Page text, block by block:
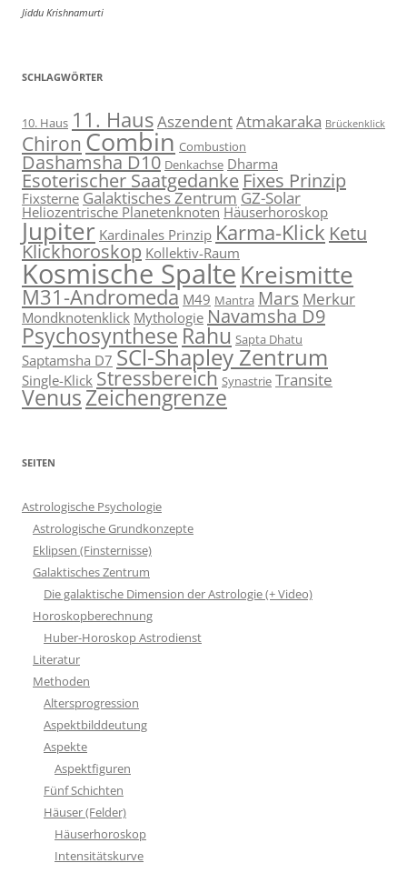
Jiddu Krishnamurti
SCHLAGWÖRTER
10. Haus 11. HausAszendentAtmakaraka Brückenklick
ChironCombin Combustion
Dashamsha D10 Denkachse Dharma
Esoterischer Saatgedanke Fixes Prinzip
FixsterneGalaktisches Zentrum GZ-Solar
Heliozentrische PlanetenknotenHäuserhoroskop
Jupiter Kardinales Prinzip Karma-Klick Ketu
Klickhoroskop Kollektiv-Raum
Kosmische SpalteKreismitte
M31-Andromeda M49 Mantra Mars Merkur
Mondknotenklick Mythologie Navamsha D9
Psychosynthese Rahu Sapta Dhatu
Saptamsha D7 SCl-Shapley Zentrum
Single-Klick Stressbereich Synastrie Transite
VenusZeichengrenze
SEITEN
Astrologische Psychologie
Astrologische Grundkonzepte
Eklipsen (Finsternisse)
Galaktisches Zentrum
Die galaktische Dimension der Astrologie (+ Video)
Horoskopberechnung
Huber-Horoskop Astrodienst
Literatur
Methoden
Altersprogression
Aspektbilddeutung
Aspekte
Aspektfiguren
Fünf Schichten
Häuser (Felder)
Häuserhoroskop
Intensitätskurve